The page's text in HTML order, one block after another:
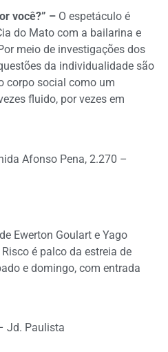
você?” – O espetáculo é
do Mato com a bailarina e
meio de investigações dos
da individualidade são
corpo social como um
fluido, por vezes em
Afonso Pena, 2.270 –
Ewerton Goulart e Yago
é palco da estreia de
e domingo, com entrada
Jd. Paulista